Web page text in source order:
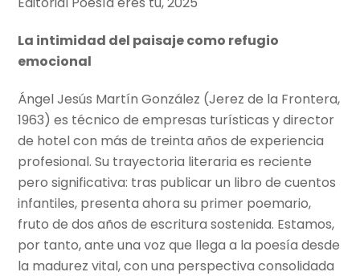
La intimidad del paisaje como refugio
emocional
Ángel Jesús Martín González (Jerez de la Frontera,
1963) es técnico de empresas turísticas y director
de hotel con más de treinta años de experiencia
profesional. Su trayectoria literaria es reciente
pero significativa: tras publicar un libro de cuentos
infantiles, presenta ahora su primer poemario,
fruto de dos años de escritura sostenida. Estamos,
por tanto, ante una voz que llega a la poesía desde
la madurez vital, con una perspectiva consolidada